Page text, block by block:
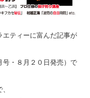
ティーに富んだ記事が
号・８月２０日発売）で